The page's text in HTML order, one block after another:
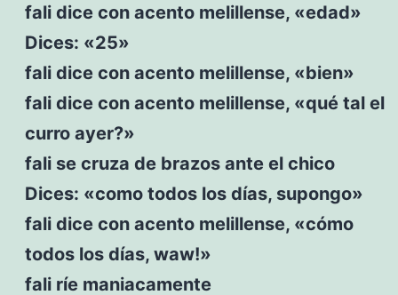
fali dice con acento melillense, «edad»
Dices: «25»
fali dice con acento melillense, «bien»
fali dice con acento melillense, «qué tal el
curro ayer?»
fali se cruza de brazos ante el chico
Dices: «como todos los días, supongo»
fali dice con acento melillense, «cómo
todos los días, waw!»
fali ríe maniacamente